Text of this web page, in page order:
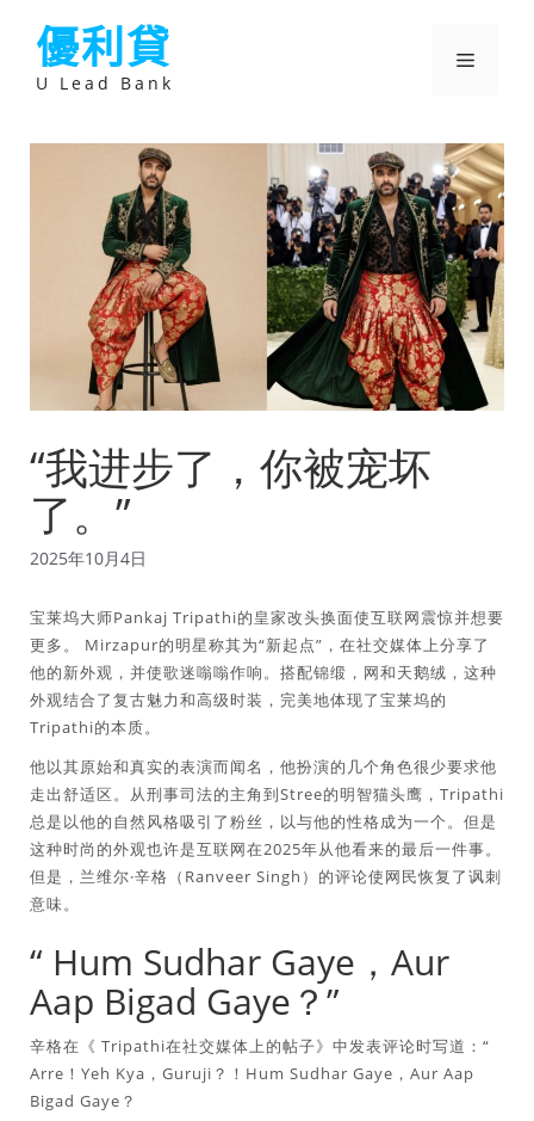
優利貸
U Lead Bank
選
“我进步了，你被宠坏
了。”
2025年10月4日
宝莱坞大师Pankaj Tripathi的皇家改头换面使互联网震惊并想要
更多。 Mirzapur的明星称其为“新起点”，在社交媒体上分享了
他的新外观，并使歌迷嗡嗡作响。搭配锦缎，网和天鹅绒，这种
外观结合了复古魅力和高级时装，完美地体现了宝莱坞的
Tripathi的本质。
他以其原始和真实的表演而闻名，他扮演的几个角色很少要求他
走出舒适区。从刑事司法的主角到Stree的明智猫头鹰，Tripathi
总是以他的自然风格吸引了粉丝，以与他的性格成为一个。但是
这种时尚的外观也许是互联网在2025年从他看来的最后一件事。
但是，兰维尔·辛格（Ranveer Singh）的评论使网民恢复了讽刺
意味。
“ Hum Sudhar Gaye，Aur
Aap Bigad Gaye？”
辛格在《 Tripathi在社交媒体上的帖子》中发表评论时写道：“
Arre！Yeh Kya，Guruji？！Hum Sudhar Gaye，Aur Aap
Bigad Gaye？